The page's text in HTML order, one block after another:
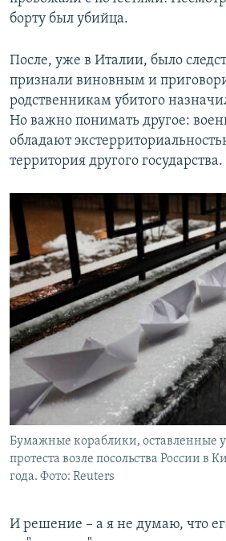
борту был убийца.
После, уже в Италии, было
признали виновным и
родственникам убитого
Но важно понимать другое:
обладают
территория другого государства.
Бумажные кораблики, оставленные
протеста возле посольства России в
года. Фото: Reuters
И решение – а я не думаю, что